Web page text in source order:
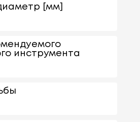
[мм]
инструмента